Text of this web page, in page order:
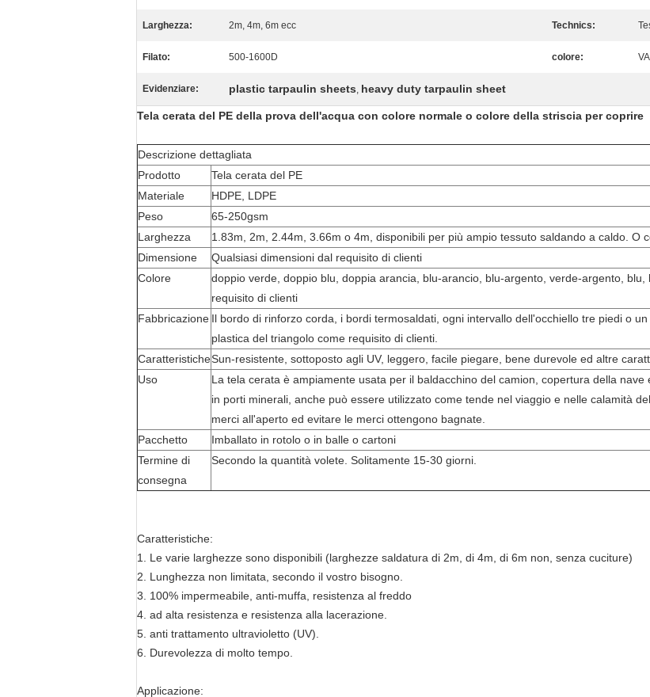
Larghezza: 2m, 4m, 6m ecc Technics:
Filato: 500-1600D colore:
Evidenziare: plastic tarpaulin sheets, heavy duty tarpaulin sheet
Tela cerata del PE della prova dell'acqua con colore normale o colore della striscia per coprire
Descrizione dettagliata
Prodotto
Tela cerata del PE
Materiale
HDPE, LDPE
Peso
65-250gsm
Larghezza
1.83m, 2m, 2.44m, 3.66m o 4m, disponibili per più ampio tessuto saldando a caldo. O
Dimensione
Qualsiasi dimensioni dal requisito di clienti
Colore
doppio verde, doppio blu, doppia arancia, blu-arancio, blu-argento, verde-argento,
requisito di clienti
Fabbricazione Il bordo di rinforzo corda, i bordi termosaldati, ogni intervallo dell'occhiello tre piedi o
plastica del triangolo come requisito di clienti.
CaratteristicheSun-resistente, sottoposto agli UV, leggero, facile piegare, bene durevole ed altre
Uso
La tela cerata è ampiamente usata per il baldacchino del camion, copertura della
in porti minerali, anche può essere utilizzato come tende nel viaggio e nelle calamità
merci all'aperto ed evitare le merci ottengono bagnate.
Pacchetto
Imballato in rotolo o in balle o cartoni
Termine di
consegna
Secondo la quantità volete. Solitamente 15-30 giorni.
Caratteristiche:
1. Le varie larghezze sono disponibili (larghezze saldatura di 2m, di 4m, di 6m non, senza cuciture)
2. Lunghezza non limitata, secondo il vostro bisogno.
3. 100% impermeabile, anti-muffa, resistenza al freddo
4. ad alta resistenza e resistenza alla lacerazione.
5. anti trattamento ultravioletto (UV).
6. Durevolezza di molto tempo.
Applicazione: